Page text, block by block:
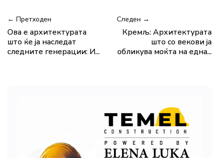
← Претходен
Ова е архитектурата
што ќе ја наследат
следните генерации: И...
Следен →
Кремљ: Архитектурата
што со векови ја
обликува моќта на една...